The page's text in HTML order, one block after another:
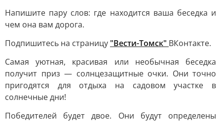
Напишите пару слов: где находится ваша беседка и
чем она вам дорога.
Подпишитесь на страницу "Вести-Томск" ВКонтакте.
Самая уютная, красивая или необычная беседка
получит приз — солнцезащитные очки. Они точно
пригодятся для отдыха на садовом участке в
солнечные дни!
Победителей будет двое. Они будут определены